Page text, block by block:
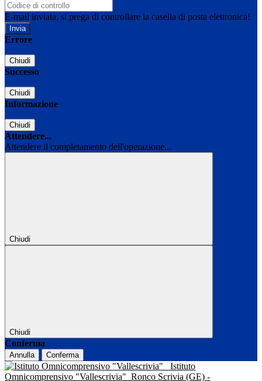
E-mail inviata, si prega di controllare la casella di posta elettronica!
Errore
Chiudi
Successo
Chiudi
Informazione
Chiudi
Attendere...
Attendere il completamento dell'operazione...
Chiudi
Chiudi
Conferma
Annulla Conferma
Istituto
Omnicomprensivo "Vallescrivia" Ronco Scrivia (GE) -